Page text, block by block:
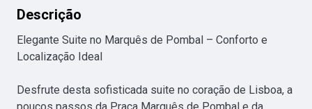
Descrição
Elegante Suite no Marquês de Pombal – Conforto e
Localização Ideal
Desfrute desta sofisticada suite no coração de Lisboa, a